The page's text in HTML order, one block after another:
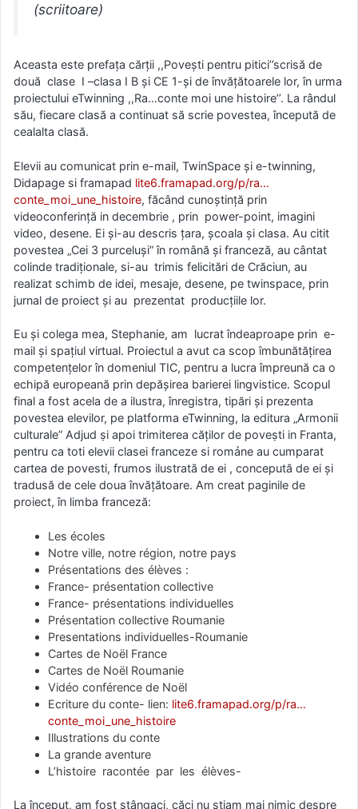
(scriitoare)
Aceasta este prefaţa cărţii ,,Poveşti pentru pitici’’scrisă de
două clase I –clasa I B şi CE 1-şi de învăţătoarele lor, în urma
proiectului eTwinning ,,Ra…conte moi une histoire’’. La rândul
său, fiecare clasă a continuat să scrie povestea, începută de
cealalta clasă.
Elevii au comunicat prin e-mail, TwinSpace şi e-twinning,
Didapage si framapad lite6.framapad.org/p/ra…
conte_moi_une_histoire, făcând cunoştinţă prin
videoconferinţă in decembrie , prin power-point, imagini
video, desene. Ei şi-au descris ţara, şcoala şi clasa. Au citit
povestea „Cei 3 purceluşi” în română şi franceză, au cântat
colinde tradiţionale, si-au trimis felicitări de Crăciun, au
realizat schimb de idei, mesaje, desene, pe twinspace, prin
jurnal de proiect şi au prezentat producţiile lor.
Eu şi colega mea, Stephanie, am lucrat îndeaproape prin e-
mail şi spaţiul virtual. Proiectul a avut ca scop îmbunătăţirea
competenţelor în domeniul TIC, pentru a lucra împreună ca o
echipă europeană prin depăşirea barierei lingvistice. Scopul
final a fost acela de a ilustra, înregistra, tipări şi prezenta
povestea elevilor, pe platforma eTwinning, la editura „Armonii
culturale” Adjud ṣi apoi trimiterea căților de poveṣti in Franta,
pentru ca toti elevii clasei franceze si romảne au cumparat
cartea de povesti, frumos ilustrată de ei , concepută de ei și
tradusă de cele doua învățătoare. Am creat paginile de
proiect, în limba franceză:
Les écoles
Notre ville, notre région, notre pays
Présentations des élèves :
France- présentation collective
France- présentations individuelles
Présentation collective Roumanie
Presentations individuelles-Roumanie
Cartes de Noël France
Cartes de Noël Roumanie
Vidéo conférence de Noël
Ecriture du conte- lien: lite6.framapad.org/p/ra…
conte_moi_une_histoire
Illustrations du conte
La grande aventure
L’histoire racontée par les élèves-
La început, am fost stângaci, căci nu ştiam mai nimic despre